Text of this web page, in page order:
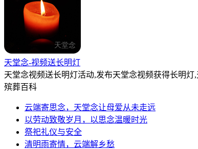
天堂念-视频送长明灯
天堂念视频送长明灯活动,发布天堂念视频获得长明
殡葬百科
云端寄思念，天堂念让母爱从未走远
以劳动致敬岁月，以思念温暖时光
祭祀礼仪与安全
清明雨寄情，云端解乡愁